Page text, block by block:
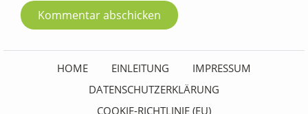
HOME EINLEITUNG
IMPRESSUM
DATENSCHUTZERKLÄRUNG
COOKIE-RICHTLINIE (EU)